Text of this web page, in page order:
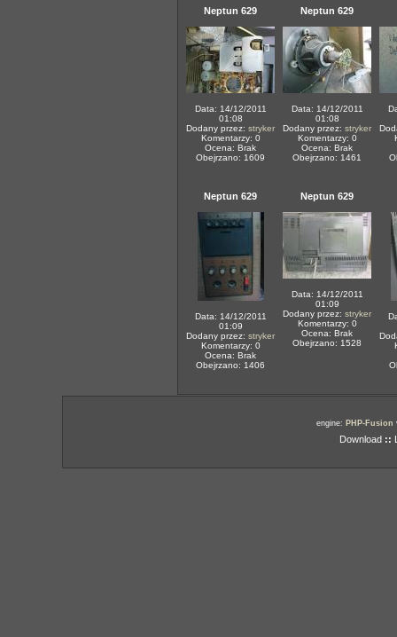
Neptun 629
Data: 14/12/2011
01:08
Dodany przez: stryker
Komentarzy: 0
Ocena: Brak
Obejrzano: 1609
Neptun 629
Data: 14/12/2011
01:08
Dodany przez: stryker
Komentarzy: 0
Ocena: Brak
Obejrzano: 1461
Neptun 629
Data: 14/12/2011
01:09
Dodany przez: stryker
Komentarzy: 0
Ocena: Brak
Obejrzano: 1406
Neptun 629
Data: 14/12/2011
01:09
Dodany przez: stryker
Komentarzy: 0
Ocena: Brak
Obejrzano: 1528
engine: PHP-Fusion
Download ::